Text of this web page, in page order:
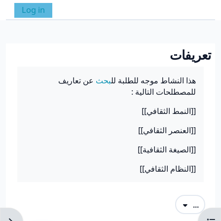
واجهة جانبية
تبديل إدخال البحث
Log in
تعريفات
هذا النشاط موجه للطلبة للبحث عن تعاريف
للمصطلحات التالية :
[[النمط الثقافي]]
[[العنصر الثقافي]]
[[الصيغة الثقافية]]
[[النظام الثقافي]]
... تصدير المصطلحات